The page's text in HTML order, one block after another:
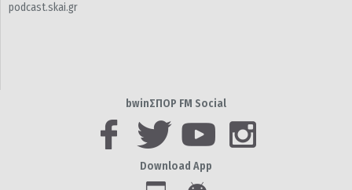
podcast.skai.gr
bwinΣΠΟΡ FM Social
Download App